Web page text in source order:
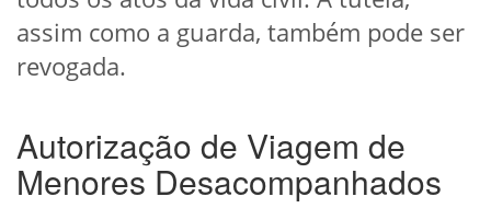
assim como a guarda, também pode ser
revogada.
Autorização de Viagem de
Menores Desacompanhados